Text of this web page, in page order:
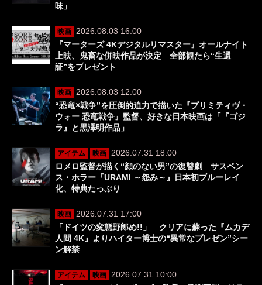
味」
映画
2026.08.03 16:00
『マーターズ 4Kデジタルリマスター』オールナイト
上映、鬼畜な併映作品が決定 全部観たら“生還
証”をプレゼント
映画
2026.08.03 12:00
“恐竜×戦争”を圧倒的迫力で描いた『プリミティヴ・
ウォー 恐竜戦争』監督、好きな日本映画は「『ゴジ
ラ』と黒澤明作品」
アイテム 映画
2026.07.31 18:00
ロメロ監督が描く“顔のない男”の復讐劇 サスペン
ス・ホラー『URAMI ～怨み～』日本初ブルーレイ
化、特典たっぷり
映画
2026.07.31 17:00
「ドイツの変態野郎め!!」 クリアに蘇った『ムカデ
人間 4K』よりハイター博士の“異常なプレゼン”シー
ン解禁
アイテム 映画
2026.07.31 10:00